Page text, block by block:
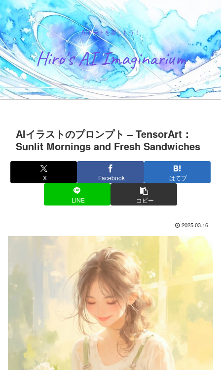
AIアートを楽しもう！
Hiro's AI Imaginarium
AIイラストのプロンプト – TensorArt：
Sunlit Mornings and Fresh Sandwiches
X Facebook はてブ
LINE コピー
2025.03.16